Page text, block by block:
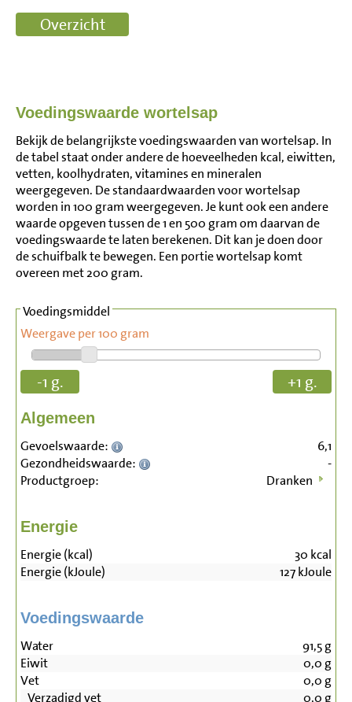
Voedingswaarde wortelsap
Bekijk de belangrijkste voedingswaarden van wortelsap. In
de tabel staat onder andere de hoeveelheden kcal, eiwitten,
vetten, koolhydraten, vitamines en mineralen
weergegeven. De standaardwaarden voor wortelsap
worden in 100 gram weergegeven. Je kunt ook een andere
waarde opgeven tussen de 1 en 500 gram om daarvan de
voedingswaarde te laten berekenen. Dit kan je doen door
de schuifbalk te bewegen. Een portie wortelsap komt
overeen met 200 gram.
Voedingsmiddel
Weergave per 100 gram
-1 g. +1 g.
Algemeen
Gevoelswaarde:
6,1
Gezondheidswaarde:
-
Productgroep:
Dranken
Energie
Energie (kcal) 30 kcal
Energie (kJoule)
127kJoule
Voedingswaarde
Water 91,5g
Eiwit
0,0 g
Vet
0,0 g
Verzadigd vet
0,0 g